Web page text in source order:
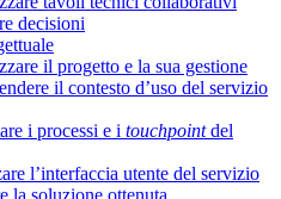
decisioni
il progetto e la sua gestione
il contesto d’uso del servizio
i processi e i touchpointdel
l’interfaccia utente del servizio
la soluzione ottenuta